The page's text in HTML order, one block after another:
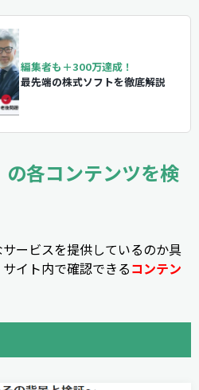
編集者も＋300万達成！
最先端の株式ソフトを徹底解説
の各コンテンツを検
ービスを提供しているのか具
イト内で確認できるコンテン